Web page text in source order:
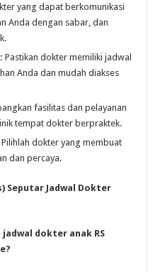
yang dapat berkomunikasi
Anda dengan sabar, dan
Pastikan dokter memiliki jadwal
Anda dan mudah diakses
fasilitas dan pelayanan
tempat dokter berpraktek.
Pilihlah dokter yang membuat
dan percaya.
Seputar Jadwal Dokter
dokter anak RS